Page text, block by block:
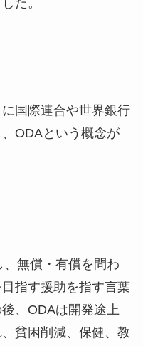
国際連合や世界銀行
ODAという概念が
無償・有償を問わ
指す援助を指す言葉
、ODAは開発途上
貧困削減、保健、教